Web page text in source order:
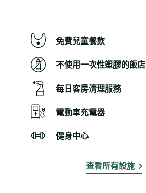
免費兒童餐飲
不使用一次性塑膠的飯店
每日客房清理服務
電動車充電器
健身中心
查看所有設施